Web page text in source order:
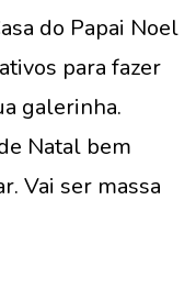
do Papai Noel
para fazer
galerinha.
Natal bem
Vai ser massa